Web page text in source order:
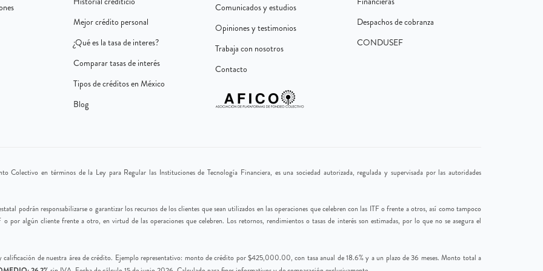
de referencias personales, beneficiarios, representantes, o cualquier otro tercero relacionado con la contratación o
de manera indirecta a través de fuentes de acceso público, sociedades de información crediticia, autoridades
de identidad, prevención de fraude y cumplimiento normativo, así como de terceros con los que mantenga una
(incluyendo apoderados, representantes, accionistas o beneficiario controlador), manifiesta que cuenta con la
en los términos previstos por la legislación aplicable.
bancaria, número de cuenta, CLABE interbancaria, y demás información necesaria para la gestión de pagos,
de la relación contractual o comercial.
Fiscal, régimen fiscal, domicilio fiscal y demás información necesaria para la emisión y recepción de comprobantes fiscales
de representantes legales, personas de contacto, empleados, colaboradores, o cualquier otro tercero relacionado
de manera indirecta a través de fuentes de acceso público, autoridades competentes, proveedores de servicios
de cumplimiento.
Mejor crédito personal
¿Qué es la tasa de interes?
Comparar tasas de interés
Tipos de créditos en México
Blog
Comunicados y estudios
Opiniones y testimonios
Trabaja con nosotros
Contacto
Despachos de cobranza
CONDUSEF
Colectivo en términos de la Ley para Regular las Instituciones de Tecnología Financiera, es una sociedad autorizada, regulada y supervisada por las autoridades
podrán responsabilizarse o garantizar los recursos de los clientes que sean utilizados en las operaciones que celebren con las ITF o frente a otros, así como tampoco
por algún cliente frente a otro, en virtud de las operaciones que celebren. Los retornos, rendimientos o tasas de interés son estimadas, por lo que no se asegura el
de nuestra área de crédito. Ejemplo representativo: monto de crédito por $425,000.00, con tasa anual de 18.6% y a un plazo de 36 meses. Monto total a